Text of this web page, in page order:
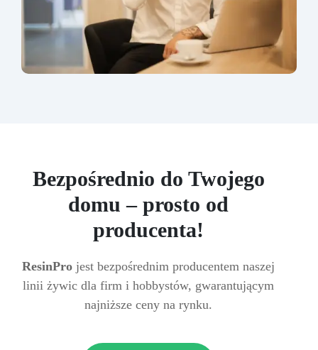
Bezpośrednio do Twojego
domu – prosto od
producenta!
ResinPro jest bezpośrednim producentem naszej
linii żywic dla firm i hobbystów, gwarantującym
najniższe ceny na rynku.